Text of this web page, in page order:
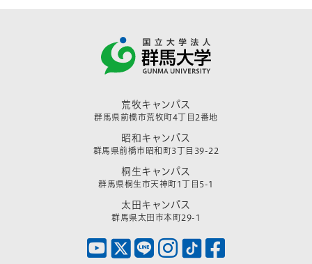
荒牧キャンパス
群馬県前橋市荒牧町4丁目2番地
昭和キャンパス
群馬県前橋市昭和町3丁目39-22
桐生キャンパス
群馬県桐生市天神町1丁目5-1
太田キャンパス
群馬県太田市本町29-1